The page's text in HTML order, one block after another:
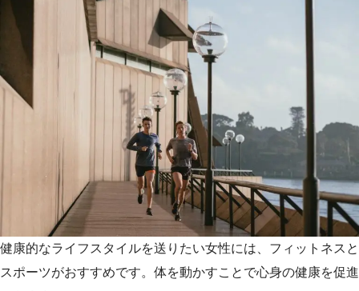
健康的なライフスタイルを送りたい女性には、フィットネスと
スポーツがおすすめです。体を動かすことで心身の健康を促進